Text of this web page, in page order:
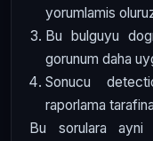
yorumlamis
Bu bulguyu
gorunum daha
Sonucu
raporlama
Bu sorulara ayni